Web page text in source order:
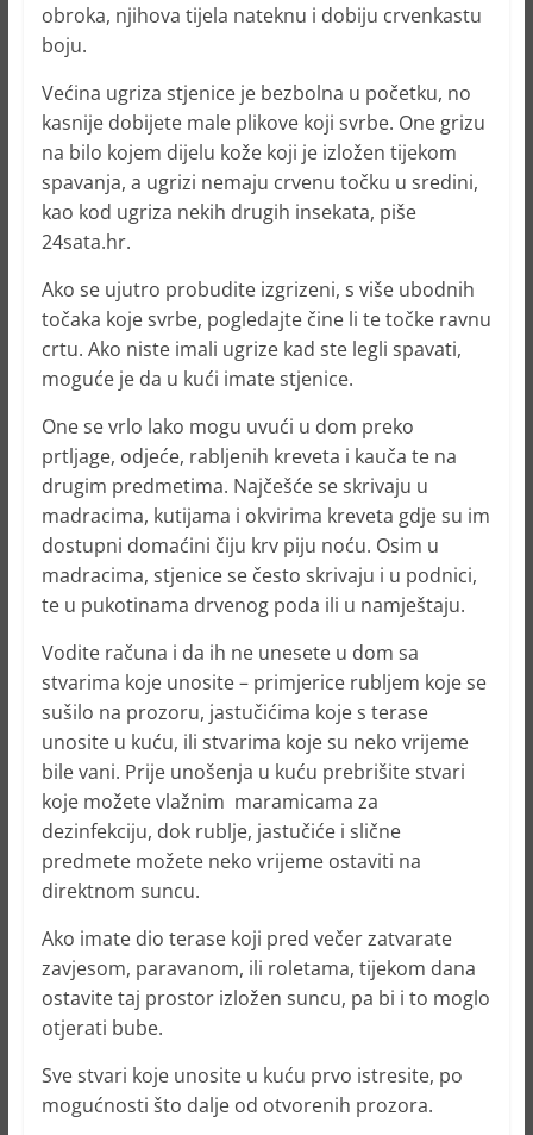
obroka, njihova tijela nateknu i dobiju crvenkastu
boju.
Većina ugriza stjenice je bezbolna u početku, no
kasnije dobijete male plikove koji svrbe. One grizu
na bilo kojem dijelu kože koji je izložen tijekom
spavanja, a ugrizi nemaju crvenu točku u sredini,
kao kod ugriza nekih drugih insekata, piše
24sata.hr.
Ako se ujutro probudite izgrizeni, s više ubodnih
točaka koje svrbe, pogledajte čine li te točke ravnu
crtu. Ako niste imali ugrize kad ste legli spavati,
moguće je da u kući imate stjenice.
One se vrlo lako mogu uvući u dom preko
prtljage, odjeće, rabljenih kreveta i kauča te na
drugim predmetima. Najčešće se skrivaju u
madracima, kutijama i okvirima kreveta gdje su im
dostupni domaćini čiju krv piju noću. Osim u
madracima, stjenice se često skrivaju i u podnici,
te u pukotinama drvenog poda ili u namještaju.
Vodite računa i da ih ne unesete u dom sa
stvarima koje unosite – primjerice rubljem koje se
sušilo na prozoru, jastučićima koje s terase
unosite u kuću, ili stvarima koje su neko vrijeme
bile vani. Prije unošenja u kuću prebrišite stvari
koje možete vlažnim maramicama za
dezinfekciju, dok rublje, jastučiće i slične
predmete možete neko vrijeme ostaviti na
direktnom suncu.
Ako imate dio terase koji pred večer zatvarate
zavjesom, paravanom, ili roletama, tijekom dana
ostavite taj prostor izložen suncu, pa bi i to moglo
otjerati bube.
Sve stvari koje unosite u kuću prvo istresite, po
mogućnosti što dalje od otvorenih prozora.